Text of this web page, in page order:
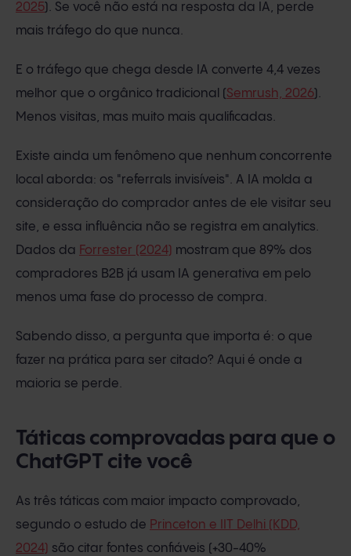
2025). Se você não está na resposta da IA, perde
mais tráfego do que nunca.
E o tráfego que chega desde IA converte 4,4 vezes
melhor que o orgânico tradicional (Semrush, 2026).
Menos visitas, mas muito mais qualificadas.
Existe ainda um fenômeno que nenhum concorrente
local aborda: os "referrals invisíveis". A IA molda a
consideração do comprador antes de ele visitar seu
site, e essa influência não se registra em analytics.
Dados da Forrester (2024) mostram que 89% dos
compradores B2B já usam IA generativa em pelo
menos uma fase do processo de compra.
Sabendo disso, a pergunta que importa é: o que
fazer na prática para ser citado? Aqui é onde a
maioria se perde.
Táticas comprovadas para que o
ChatGPT cite você
As três táticas com maior impacto comprovado,
segundo o estudo de Princeton e IIT Delhi (KDD,
2024) são citar fontes confiáveis (+30-40%